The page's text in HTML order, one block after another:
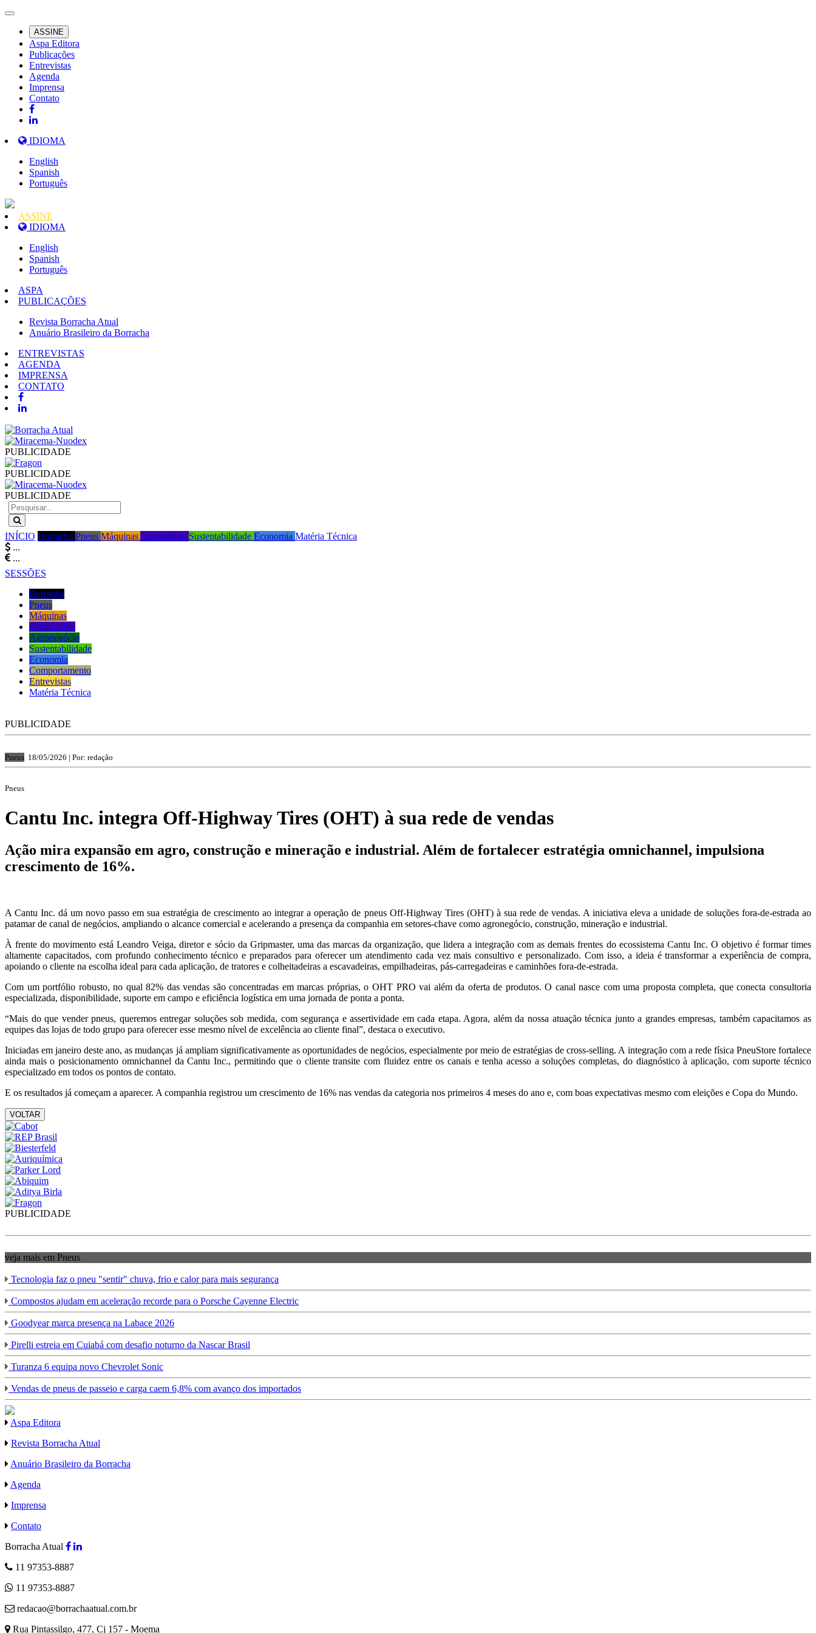
ASSINE
Aspa Editora
Publicações
Entrevistas
Agenda
Imprensa
Contato
IDIOMA
English
Spanish
Português
ASSINE
IDIOMA
English
Spanish
Português
ASPA
PUBLICAÇÕES
Revista Borracha Atual
Anuário Brasileiro da Borracha
ENTREVISTAS
AGENDA
IMPRENSA
CONTATO
PUBLICIDADE
PUBLICIDADE
PUBLICIDADE
INÍCIO Borracha Pneus Máquinas Automotivo Sustentabilidade Economia Matéria Técnica
...
...
SESSÕES
Borracha
Pneus
Máquinas
Automotivo
Agronegócio
Sustentabilidade
Economia
Comportamento
Entrevistas
Matéria Técnica
PUBLICIDADE
Pneus 18/05/2026 | Por: redação
Pneus
Cantu Inc. integra Off-Highway Tires (OHT) à sua rede de vendas
Ação mira expansão em agro, construção e mineração e industrial. Além de fortalecer estratégia omnichannel, impulsiona
crescimento de 16%.
A Cantu Inc. dá um novo passo em sua estratégia de crescimento ao integrar a operação de pneus Off-Highway Tires (OHT) à sua rede de vendas. A iniciativa eleva a unidade de soluções fora-de-estrada ao
patamar de canal de negócios, ampliando o alcance comercial e acelerando a presença da companhia em setores-chave como agronegócio, construção, mineração e industrial.
À frente do movimento está Leandro Veiga, diretor e sócio da Gripmaster, uma das marcas da organização, que lidera a integração com as demais frentes do ecossistema Cantu Inc. O objetivo é formar times
altamente capacitados, com profundo conhecimento técnico e preparados para oferecer um atendimento cada vez mais consultivo e personalizado. Com isso, a ideia é transformar a experiência de compra,
apoiando o cliente na escolha ideal para cada aplicação, de tratores e colheitadeiras a escavadeiras, empilhadeiras, pás-carregadeiras e caminhões fora-de-estrada.
Com um portfólio robusto, no qual 82% das vendas são concentradas em marcas próprias, o OHT PRO vai além da oferta de produtos. O canal nasce com uma proposta completa, que conecta consultoria
especializada, disponibilidade, suporte em campo e eficiência logística em uma jornada de ponta a ponta.
“Mais do que vender pneus, queremos entregar soluções sob medida, com segurança e assertividade em cada etapa. Agora, além da nossa atuação técnica junto a grandes empresas, também capacitamos as
equipes das lojas de todo grupo para oferecer esse mesmo nível de excelência ao cliente final”, destaca o executivo.
Iniciadas em janeiro deste ano, as mudanças já ampliam significativamente as oportunidades de negócios, especialmente por meio de estratégias de cross-selling. A integração com a rede física PneuStore fortalece
ainda mais o posicionamento omnichannel da Cantu Inc., permitindo que o cliente transite com fluidez entre os canais e tenha acesso a soluções completas, do diagnóstico à aplicação, com suporte técnico
especializado em todos os pontos de contato.
E os resultados já começam a aparecer. A companhia registrou um crescimento de 16% nas vendas da categoria nos primeiros 4 meses do ano e, com boas expectativas mesmo com eleições e Copa do Mundo.
VOLTAR
PUBLICIDADE
veja mais em Pneus
Tecnologia faz o pneu "sentir" chuva, frio e calor para mais segurança
Compostos ajudam em aceleração recorde para o Porsche Cayenne Electric
Goodyear marca presença na Labace 2026
Pirelli estreia em Cuiabá com desafio noturno da Nascar Brasil
Turanza 6 equipa novo Chevrolet Sonic
Vendas de pneus de passeio e carga caem 6,8% com avanço dos importados
Aspa Editora
Revista Borracha Atual
Anuário Brasileiro da Borracha
Agenda
Imprensa
Contato
Borracha Atual
11 97353-8887
11 97353-8887
redacao@borrachaatual.com.br
Rua Pintassilgo, 477, Cj 157 - Moema